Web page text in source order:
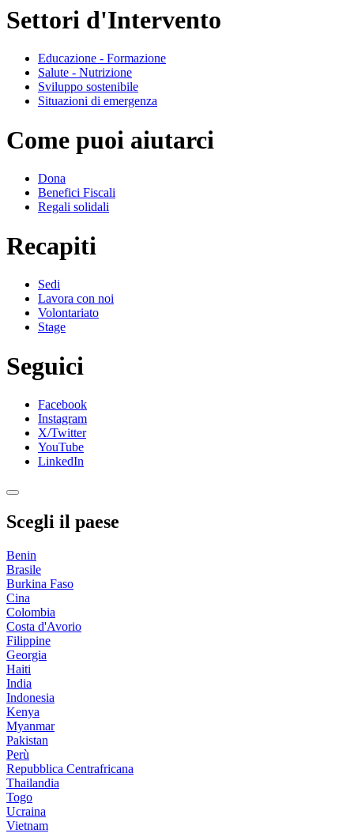
Settori d'Intervento
Educazione - Formazione
Salute - Nutrizione
Sviluppo sostenibile
Situazioni di emergenza
Come puoi aiutarci
Dona
Benefici Fiscali
Regali solidali
Recapiti
Sedi
Lavora con noi
Volontariato
Stage
Seguici
Facebook
Instagram
X/Twitter
YouTube
LinkedIn
Scegli il paese
Benin
Brasile
Burkina Faso
Cina
Colombia
Costa d'Avorio
Filippine
Georgia
Haiti
India
Indonesia
Kenya
Myanmar
Pakistan
Perù
Repubblica Centrafricana
Thailandia
Togo
Ucraina
Vietnam